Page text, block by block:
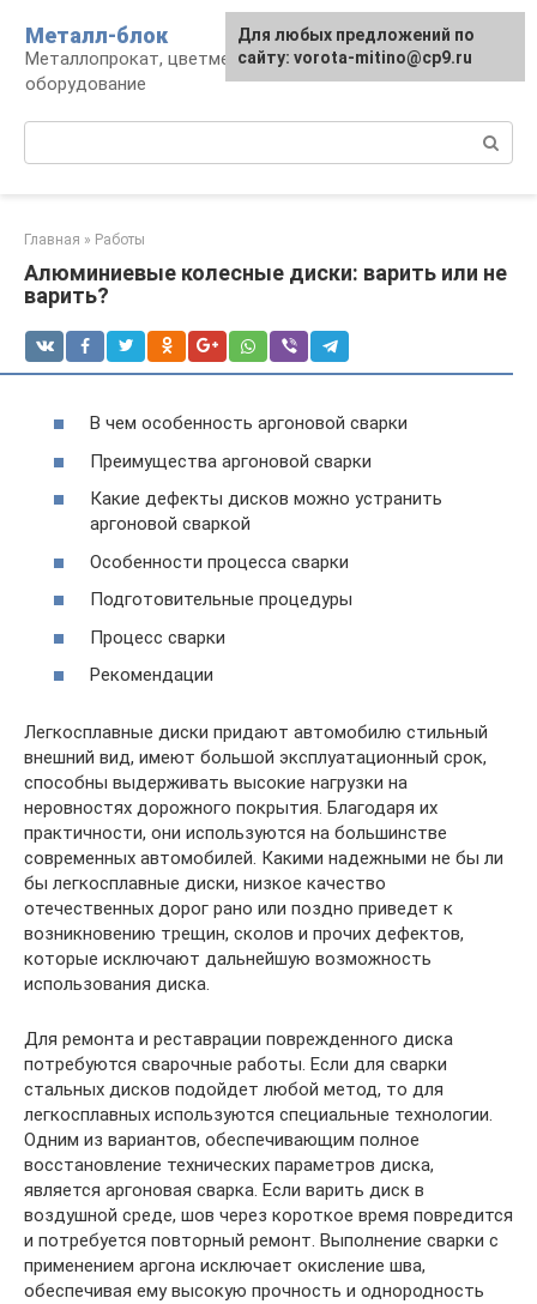
контенту
Металл-блок
Металлопрокат, цветмет, обработка и
оборудование
Главная » Работы
Алюминиевые колесные диски: варить или не
варить?
В чем особенность аргоновой сварки
Преимущества аргоновой сварки
Какие дефекты дисков можно устранить
аргоновой сваркой
Особенности процесса сварки
Подготовительные процедуры
Процесс сварки
Рекомендации
Легкосплавные диски придают автомобилю стильный
внешний вид, имеют большой эксплуатационный срок,
способны выдерживать высокие нагрузки на
неровностях дорожного покрытия. Благодаря их
практичности, они используются на большинстве
современных автомобилей. Какими надежными не бы ли
бы легкосплавные диски, низкое качество
отечественных дорог рано или поздно приведет к
возникновению трещин, сколов и прочих дефектов,
которые исключают дальнейшую возможность
использования диска.
Для ремонта и реставрации поврежденного диска
потребуются сварочные работы. Если для сварки
стальных дисков подойдет любой метод, то для
легкосплавных используются специальные технологии.
Одним из вариантов, обеспечивающим полное
восстановление технических параметров диска,
является аргоновая сварка. Если варить диск в
воздушной среде, шов через короткое время повредится
и потребуется повторный ремонт. Выполнение сварки с
применением аргона исключает окисление шва,
обеспечивая ему высокую прочность и однородность
Для любых предложений по
сайту: vorota-mitino@cp9.ru